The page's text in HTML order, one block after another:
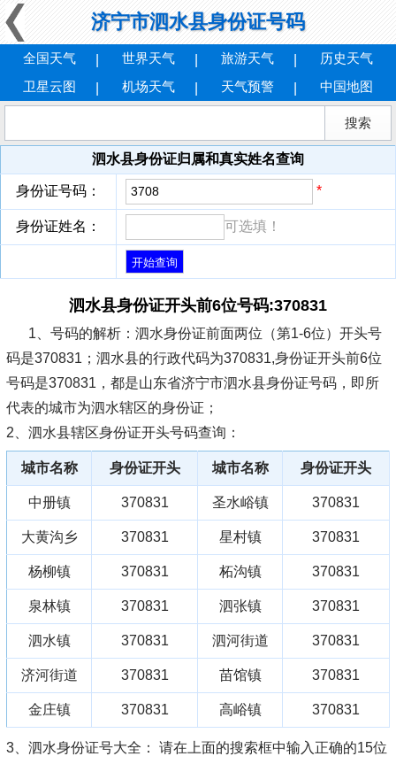
济宁市泗水县身份证号码
全国天气 世界天气 旅游天气
历史天气
卫星云图
机场天气 天气预警 中国地图
泗水县身份证归属和真实姓名查询
身份证号码： *
身份证姓名： 可选填！
泗水县身份证开头前6位号码:370831
1、号码的解析： 泗水身份证前面两位（第1-6位）开头号
码是370831；泗水县的行政代码为370831,身份证开头前6位
号码是370831，都是山东省济宁市泗水县身份证号码，即所
代表的城市为泗水辖区的身份证；
2、泗水县辖区身份证开头号码查询：
城市名称 身份证开头 城市名称 身份证开头
中册镇 370831 圣水峪镇 370831
大黄沟乡 370831 星村镇 370831
杨柳镇 370831 柘沟镇 370831
泉林镇 370831 泗张镇 370831
泗水镇 370831 泗河街道 370831
济河街道 370831 苗馆镇 370831
金庄镇 370831 高峪镇 370831
3、泗水身份证号大全：
请在上面的搜索框中输入正确的15位